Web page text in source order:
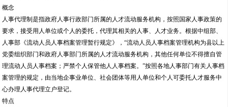
概念
人事代理制是指政府人事行政部门所属的人才流动服务机构，按照国家人事政策的
要求，接受用人单位或个人的委托，代理其相关的人事、人才业务。根据中组部、
人事部《流动人员人事档案管理暂行规定》，“流动人员人事档案管理机构为县以上
党委组织部门和政府人事部门所属的人才流动服务机构，其他任何单位不得擅自管
理流动人员人事档案；严禁个人保管他人人事档案。”按照各地人事部门有关人事档
案管理的规定，由当地企事业单位、社会团体等用人单位和个人可委托人才服务中
心办理人事代理立户登记。
特点